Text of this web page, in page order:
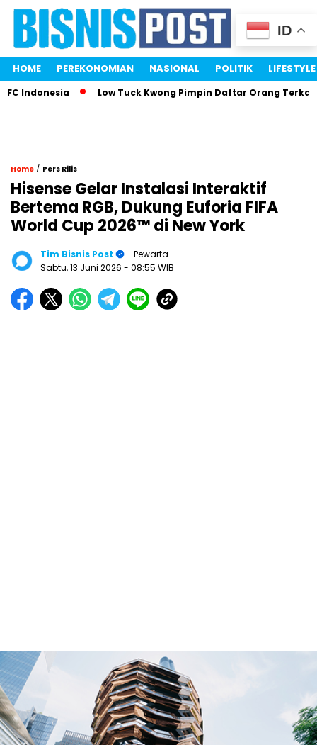
HOME PEREKONOMIAN NASIONAL POLITIK LIFESTYLE
Low Tuck Kwong Pimpin Daftar Orang Terkaya
Home / Pers Rilis
Hisense Gelar Instalasi Interaktif
Bertema RGB, Dukung Euforia FIFA
World Cup 2026™ di New York
Tim Bisnis Post
- Pewarta
Sabtu, 13 Juni 2026 - 08:55 WIB
ID